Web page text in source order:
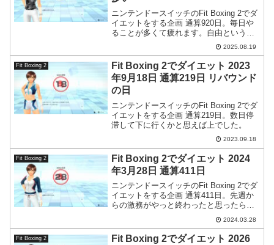
ニンテンドースイッチのFit Boxing 2でダ
イエットをする企画 通算920日。毎日や
ることが多くて疲れます。自由というの
は責任を伴うのでまあ仕方のないことな
2025.08.19
Fit Boxing 2
Fit Boxing 2でダイエット 2023
年9月18日 通算219日 リバウンド
の日
ニンテンドースイッチのFit Boxing 2でダ
イエットをする企画 通算219日。数日停
滞して下に行くかと思えば上でした。
2023.09.18
Fit Boxing 2
Fit Boxing 2でダイエット 2024
年3月28日 通算411日
ニンテンドースイッチのFit Boxing 2でダ
イエットをする企画 通算411日。先週か
らの激務がやっと終わったと思ったらま
た来週から忙しくなるらしい。 2024.03.28
Fit Boxing 2
Fit Boxing 2でダイエット 2026